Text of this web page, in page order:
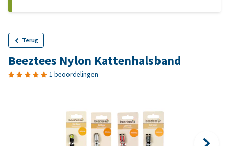
Terug
Beeztees Nylon Kattenhalsband
1 beoordelingen